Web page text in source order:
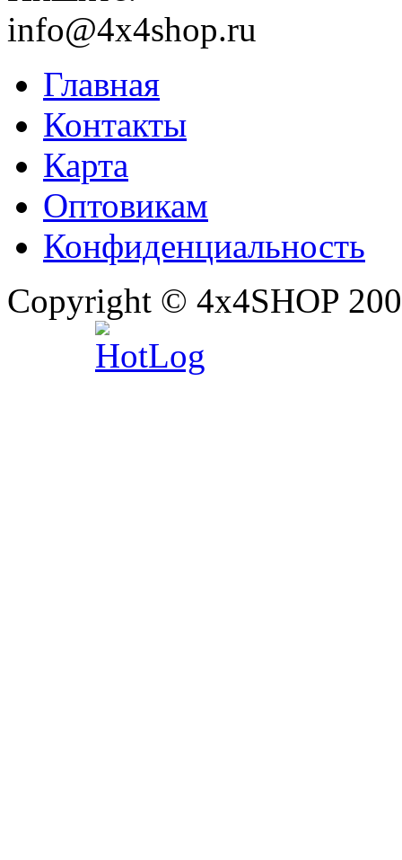
info@4x4shop.ru
Главная
Контакты
Карта
Оптовикам
Конфиденциальность
Copyright © 4x4SHOP